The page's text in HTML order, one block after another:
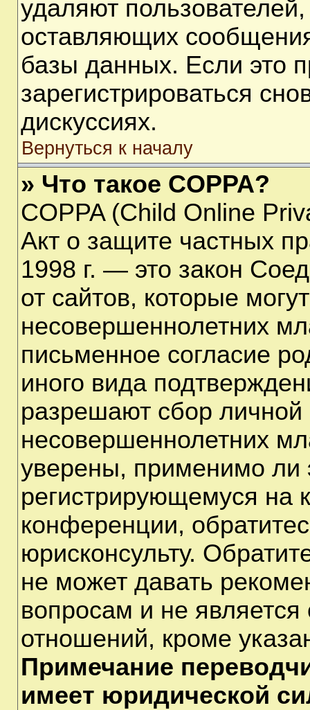
удаляют
оставляющих
базы данных. Если это
зарегистрироваться
дискуссиях.
Вернуться к началу
» Что такое COPPA?
COPPA (Child Online
Акт о защите частных
1998 г. — это закон
от сайтов, которые
несовершеннолетних
письменное согласие
иного вида
разрешают сбор
несовершеннолетних
уверены, применимо ли
регистрирующемуся на
конференции,
юрисконсульту.
не может давать
вопросам и не
отношений, кроме
Примечание
имеет юридической